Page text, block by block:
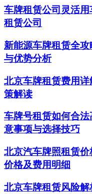
车牌租赁公司灵活
租赁公司
新能源车牌租赁全
与优势分析
北京车牌租赁费用
策解读
车牌号租赁如何合
意事项与选择技巧
北京汽车牌照租赁
价格及费用明细
北京车牌租赁风险